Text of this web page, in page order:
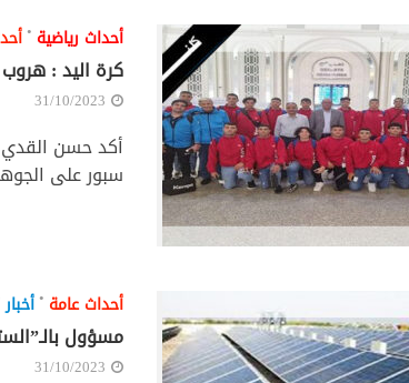
أحداث رياضية •
كرة اليد :
31/10/2023
أكد حسن القدي
سبور على
أحداث عامة • أخبار
مسؤول
31/10/2023